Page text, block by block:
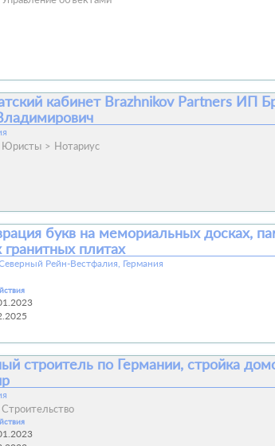
кабинет Brazhnikov Partners ИП
Юристы Нотариус
букв на мемориальных досках,
гранитных плитах
Рейн-Вестфалия, Германия
строитель по Германии, стройка
Строительство